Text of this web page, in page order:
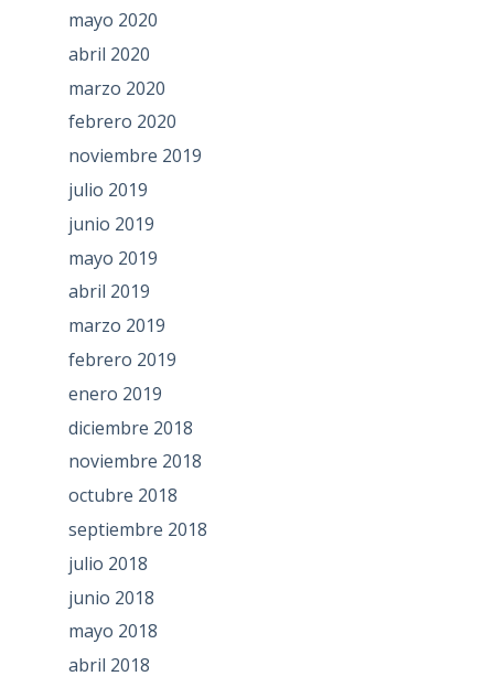
mayo 2020
abril 2020
marzo 2020
febrero 2020
noviembre 2019
julio 2019
junio 2019
mayo 2019
abril 2019
marzo 2019
febrero 2019
enero 2019
diciembre 2018
noviembre 2018
octubre 2018
septiembre 2018
julio 2018
junio 2018
mayo 2018
abril 2018